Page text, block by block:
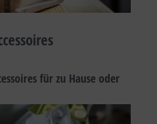
für zu Hause oder